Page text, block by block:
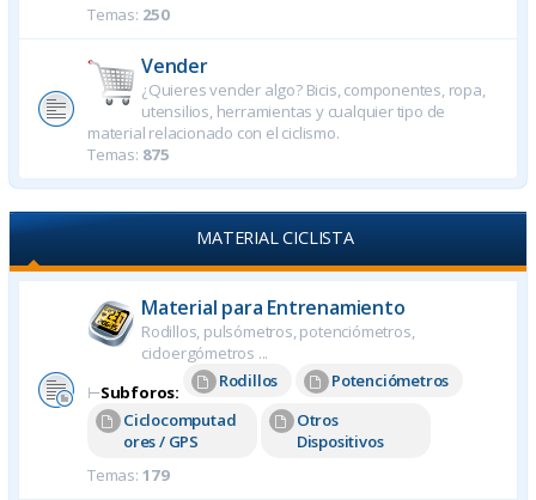
Temas: 250
Vender
¿Quieres vender algo? Bicis, componentes, ropa,
utensilios, herramientas y cualquier tipo de
material relacionado con el ciclismo.
Temas: 875
MATERIAL CICLISTA
Material para Entrenamiento
Rodillos, pulsómetros, potenciómetros,
cicloergómetros ...
⊢Subforos:
Rodillos
Potenciómetros
Ciclocomputad
ores / GPS
Otros
Dispositivos
Temas: 179